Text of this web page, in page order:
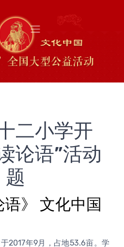
二小学开
论语”活动
题
》 文化中国